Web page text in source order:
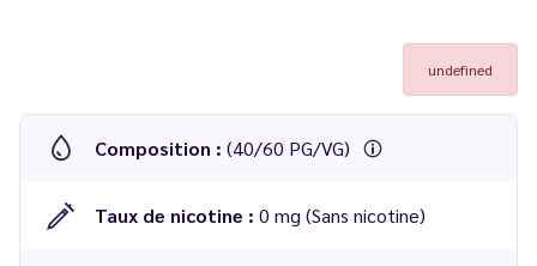
undefined
Composition : (40/60 PG/VG)
Taux de nicotine : 0 mg (Sans nicotine)